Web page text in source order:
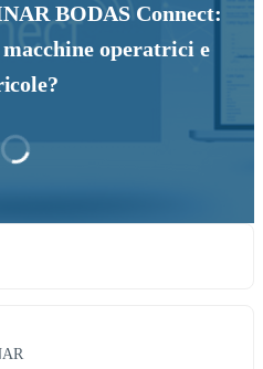
BODAS Connect:
operatrici e